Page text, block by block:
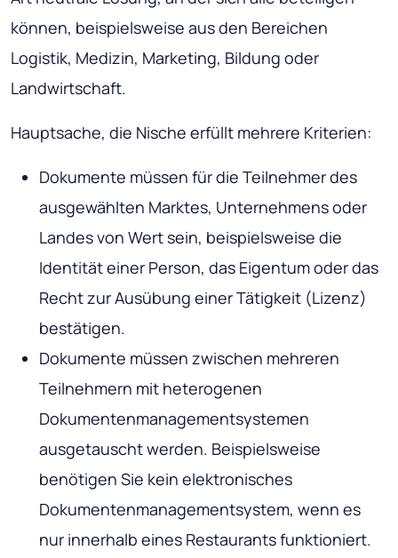
können, beispielsweise aus den Bereichen
Logistik, Medizin, Marketing, Bildung oder
Landwirtschaft.
Hauptsache, die Nische erfüllt mehrere Kriterien:
Dokumente müssen für die Teilnehmer des
ausgewählten Marktes, Unternehmens oder
Landes von Wert sein, beispielsweise die
Identität einer Person, das Eigentum oder das
Recht zur Ausübung einer Tätigkeit (Lizenz)
bestätigen.
Dokumente müssen zwischen mehreren
Teilnehmern mit heterogenen
Dokumentenmanagementsystemen
ausgetauscht werden. Beispielsweise
benötigen Sie kein elektronisches
Dokumentenmanagementsystem, wenn es
nur innerhalb eines Restaurants funktioniert.